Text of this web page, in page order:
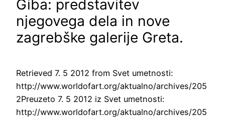
Giba: predstavitev
njegovega dela in nove
zagrebške galerije Greta.
Retrieved 7. 5 2012 from Svet umetnosti:
http://www.worldofart.org/aktualno/archives/205
2Preuzeto 7. 5 2012 iz Svet umetnosti:
http://www.worldofart.org/aktualno/archives/205